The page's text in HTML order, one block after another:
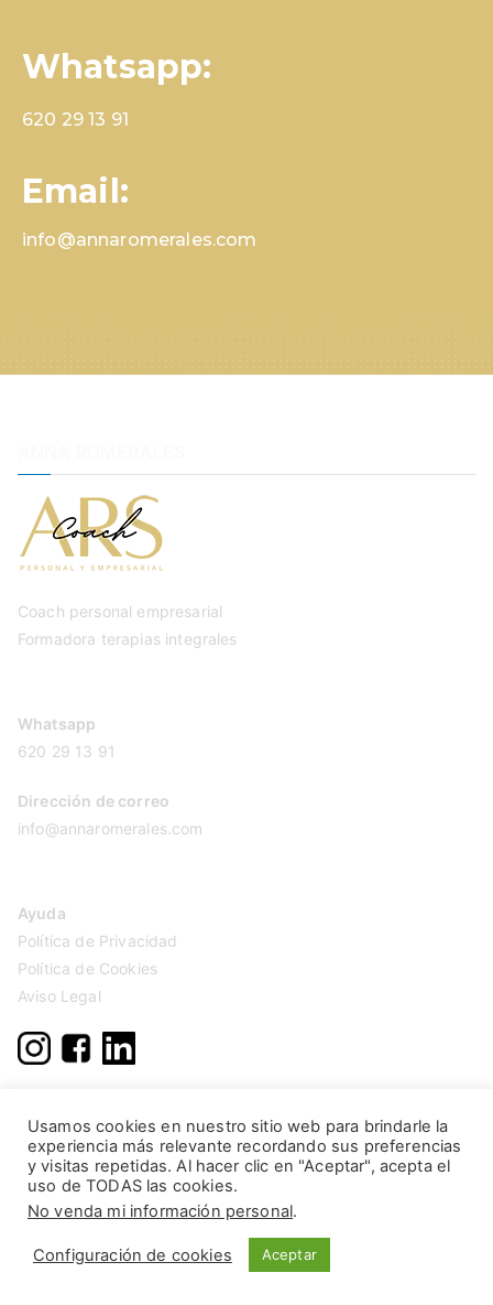
Whatsapp:
620 29 13 91
Email:
info@annaromerales.com
Coach personal empresarial
Formadora terapias integrales
Whatsapp
620 29 13 91
Dirección de correo
info@annaromerales.com
Ayuda
Política de Privacidad
Política de Cookies
Aviso Legal
Usamos cookies en nuestro sitio web para brindarle la
experiencia más relevante recordando sus preferencias
y visitas repetidas. Al hacer clic en "Aceptar", acepta el
uso de TODAS las cookies.
No venda mi información personal.
Configuración de cookies Aceptar